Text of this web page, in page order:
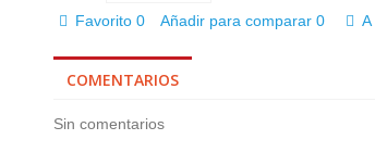
Favorito 0 Añadir para comparar 0 A
COMENTARIOS
Sin comentarios